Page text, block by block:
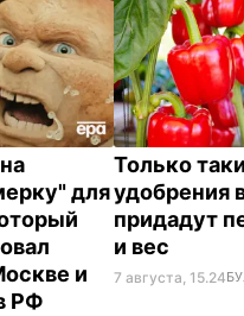
для
и
РФ
Только
удобрения
придадут
и вес
7 августа, 15.24